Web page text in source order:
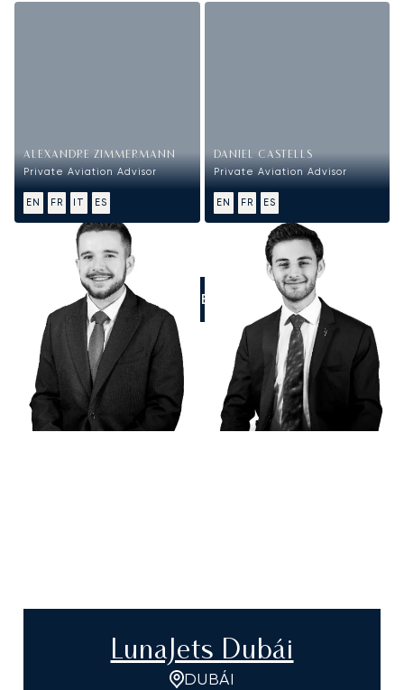
ALEXANDRE ZIMMERMANN
Private Aviation Advisor
EN FR IT ES
DANIEL CASTELLS
Private Aviation Advisor
EN FR ES
LLÁMENOS
LunaJets Dubái
DUBÁI